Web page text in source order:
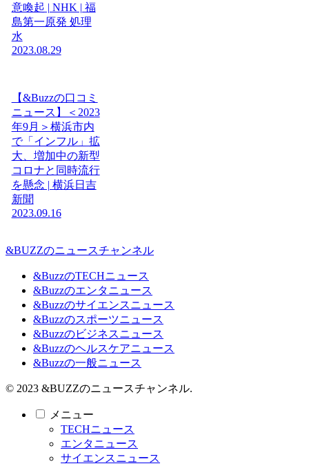
意喚起 | NHK | 福
島第一原発 処理
水
2023.08.29
【&Buzzの口コミ
ニュース】＜2023
年9月＞横浜市内
で「インフル」拡
大、増加中の新型
コロナと同時流行
を懸念 | 横浜日吉
新聞
2023.09.16
&BUZZのニュースチャンネル
&BuzzのTECHニュース
&Buzzのエンタニュース
&Buzzのサイエンスニュース
&Buzzのスポーツニュース
&Buzzのビジネスニュース
&Buzzのヘルスケアニュース
&Buzzの一般ニュース
© 2023 &BUZZのニュースチャンネル.
メニュー
TECHニュース
エンタニュース
サイエンスニュース